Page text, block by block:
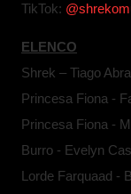
TikTok:
ELENCO
Shrek – Tiago
Princesa Fiona -
Princesa Fiona -
Burro - Evelyn
Lorde Farquaad -